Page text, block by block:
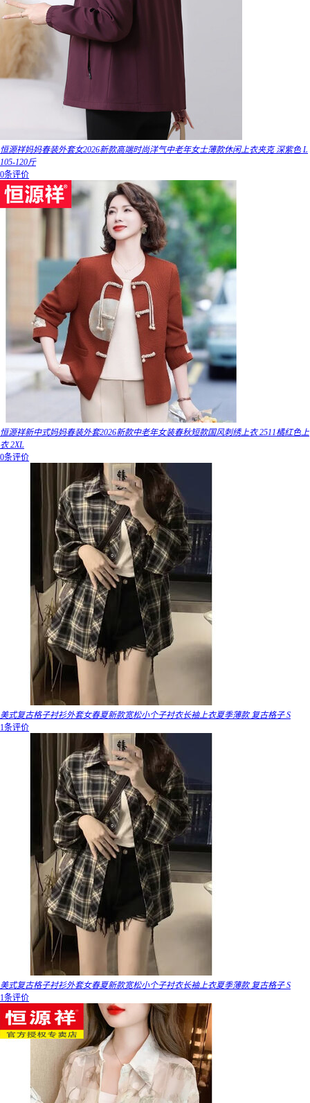
恒源祥妈妈春装外套女2026新款高端时尚洋气中老年女士薄款休闲上衣夹克 深紫色 L
105-120斤
0条评价
恒源祥新中式妈妈春装外套2026新款中老年女装春秋短款国风刺绣上衣 2511橘红色上
衣 2XL
0条评价
美式复古格子衬衫外套女春夏新款宽松小个子衬衣长袖上衣夏季薄款 复古格子 S
1条评价
美式复古格子衬衫外套女春夏新款宽松小个子衬衣长袖上衣夏季薄款 复古格子 S
1条评价